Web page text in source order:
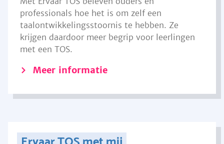
professionals hoe het is om zelf een
taalontwikkelingsstoornis te hebben. Ze
krijgen daardoor meer begrip voor leerlingen
met een TOS.
Meer informatie